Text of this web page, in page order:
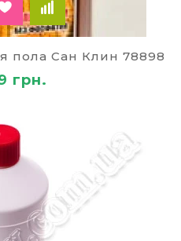
пола Сан Клин 78898
грн.